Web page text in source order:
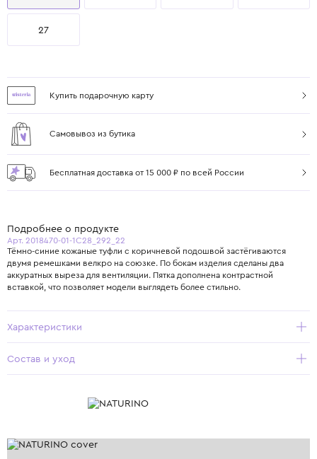
27
Купить подарочную карту
Самовывоз из бутика
Бесплатная доставка от 15 000 ₽ по всей России
Подробнее о продукте
Арт. 2018470-01-1C28_292_22
Тёмно‑синие кожаные туфли с коричневой подошвой застёгиваются
двумя ремешками велкро на союзке. По бокам изделия сделаны два
аккуратных выреза для вентиляции. Пятка дополнена контрастной
вставкой, что позволяет модели выглядеть более стильно.
Характеристики
Состав и уход